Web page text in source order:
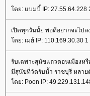
ดย: แบมบี้ IP: 27.55.64.228
เปิดทุกวันมั้ย พอดีอยากจะไป
ดย: เมย์ IP: 110.169.30.30
รับเฉพาะสุนัขแถวดอนเมืองหรื
มีสุนัขที่วัดรับน้ำ ราชบุรี หลาย
ดย: Poon IP: